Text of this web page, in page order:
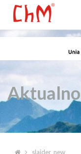
slajder_new